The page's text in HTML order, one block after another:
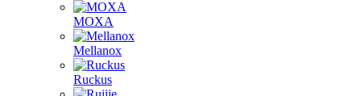
MOXA
Mellanox
Ruckus